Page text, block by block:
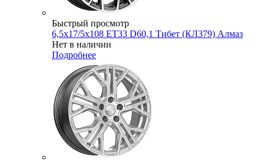
Быстрый просмотр
6,5x17/5x108 ET33 D60,1 Тибет (КЛ379) Алмаз
Нет в наличии
Подробнее